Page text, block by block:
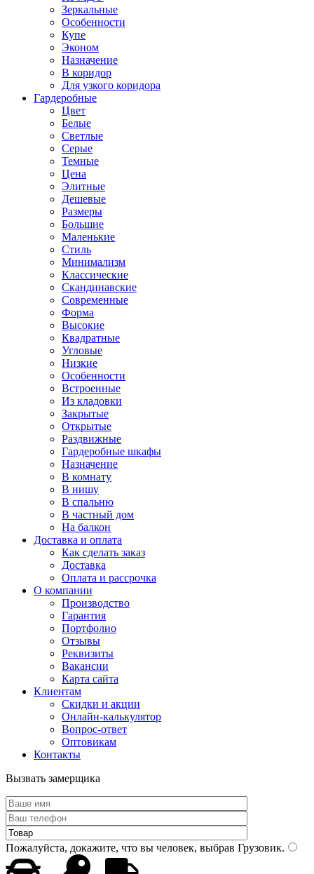
Зеркальные
Особенности
Купе
Эконом
Назначение
В коридор
Для узкого коридора
Гардеробные
Цвет
Белые
Светлые
Серые
Темные
Цена
Элитные
Дешевые
Размеры
Большие
Маленькие
Стиль
Минимализм
Классические
Скандинавские
Современные
Форма
Высокие
Квадратные
Угловые
Низкие
Особенности
Встроенные
Из кладовки
Закрытые
Открытые
Раздвижные
Гардеробные шкафы
Назначение
В комнату
В нишу
В спальню
В частный дом
На балкон
Доставка и оплата
Как сделать заказ
Доставка
Оплата и рассрочка
О компании
Производство
Гарантия
Портфолио
Отзывы
Реквизиты
Вакансии
Карта сайта
Клиентам
Скидки и акции
Онлайн-калькулятор
Вопрос-ответ
Оптовикам
Контакты
Вызвать замерщика
Пожалуйста, докажите, что вы человек, выбрав Грузовик.